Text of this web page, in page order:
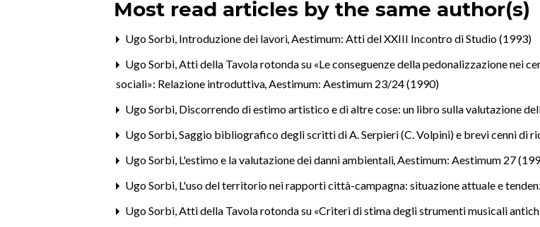
Most read articles by the same author(s)
Ugo Sorbi, Introduzione dei lavori,Aestimum: Atti del XXIII Incontro di Studio (1993)
Ugo Sorbi,Atti della Tavola rotonda su «Le conseguenze della pedonalizzazione nei
sociali»: Relazione introduttiva,Aestimum: Aestimum 23/24 (1990)
Ugo Sorbi, Discorrendo di estimo artistico e di altre cose: un libro sulla valutazione
Ugo Sorbi,Saggio bibliografico degli scritti di A. Serpieri (C. Volpini) e brevi cenni di
Ugo Sorbi, L'estimo e la valutazione dei danni ambientali,Aestimum: Aestimum 27
Ugo Sorbi, L'uso del territorio nei rapporti città-campagna: situazione attuale e
Ugo Sorbi,Atti della Tavola rotonda su «Criteri di stima degli strumenti musicali